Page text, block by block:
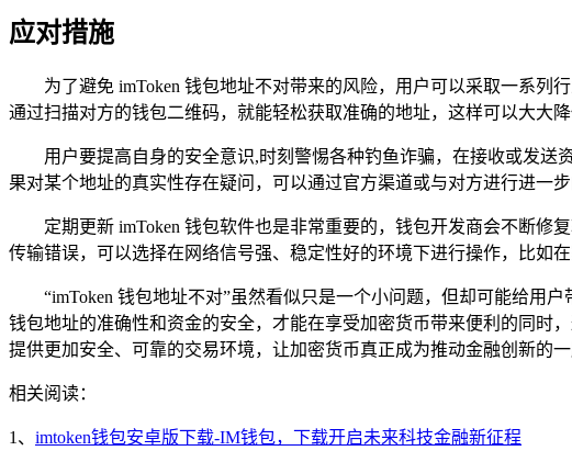
应对措施
为了避免 imToken 钱包地址不对带来的风险，用户可以采取一系列
通过扫描对方的钱包二维码，就能轻松获取准确的地址，这样可以大大
用户要提高自身的安全意识,时刻警惕各种钓鱼诈骗，在接收或发
果对某个地址的真实性存在疑问，可以通过官方渠道或与对方进行进一
定期更新 imToken 钱包软件也是非常重要的，钱包开发商会不断
传输错误，可以选择在网络信号强、稳定性好的环境下进行操作，比如在
“imToken 钱包地址不对”虽然看似只是一个小问题，但却可能给用
钱包地址的准确性和资金的安全，才能在享受加密货币带来便利的同时
提供更加安全、可靠的交易环境，让加密货币真正成为推动金融创新的一
相关阅读：
1、 imtoken钱包安卓版下载-IM钱包，下载开启未来科技金融新征程